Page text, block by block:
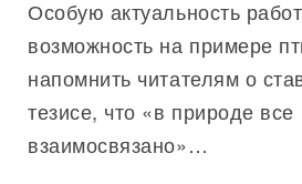
Особую актуальность
возможность на примере
напомнить читателям о
тезисе, что «в природе все
взаимосвязано»…